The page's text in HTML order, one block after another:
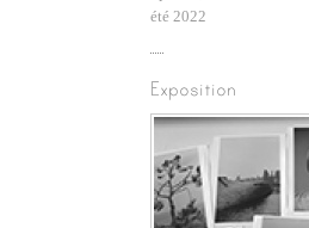
été 2022
Exposition